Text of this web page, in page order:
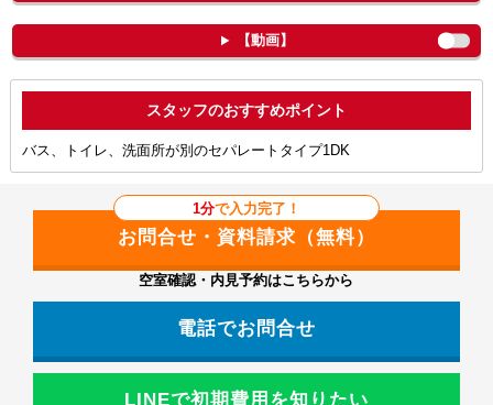
【動画】
ポイント
バス、トイレ、洗面所が別のセパレートタイプ1DK
1分で入力完了！
空室確認・内見予約はこちらから
電話でお問合せ
LINEで初期費用を知りたい